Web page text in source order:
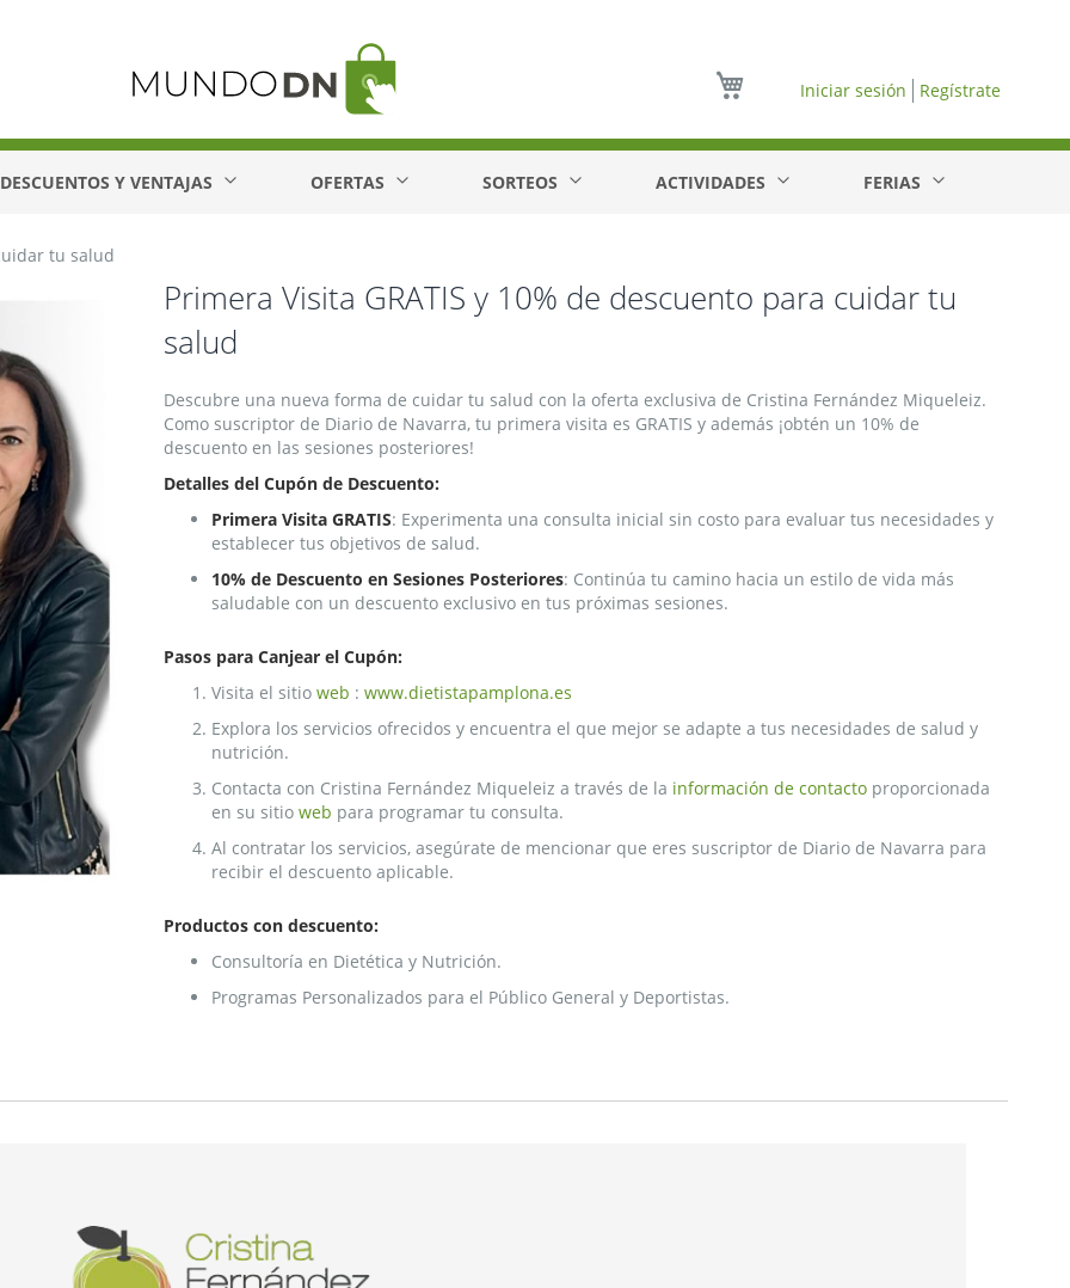
Iniciar sesión Regístrate
DESCUENTOS Y VENTAJAS OFERTAS SORTEOS ACTIVIDADES FERIAS
tu salud
Primera Visita GRATIS y 10% de descuento para cuidar tu
salud
Descubre una nueva forma de cuidar tu salud con la oferta exclusiva de Cristina Fernández Miqueleiz.
Como suscriptor de Diario de Navarra, tu primera visita es GRATIS y además ¡obtén un 10% de
descuento en las sesiones posteriores!
Detalles del Cupón de Descuento:
Primera Visita GRATIS: Experimenta una consulta inicial sin costo para evaluar tus necesidades y
establecer tus objetivos de salud.
10% de Descuento en Sesiones Posteriores: Continúa tu camino hacia un estilo de vida más
saludable con un descuento exclusivo en tus próximas sesiones.
Pasos para Canjear el Cupón:
Visita el sitioweb :www.dietistapamplona.es
Explora los servicios ofrecidos y encuentra el que mejor se adapte a tus necesidades de salud y
nutrición.
Contacta con Cristina Fernández Miqueleiz a través de la información de contacto proporcionada
en su sitioweb para programar tu consulta.
Al contratar los servicios, asegúrate de mencionar que eres suscriptor de Diario de Navarra para
recibir el descuento aplicable.
Productos con descuento:
Consultoría en Dietética y Nutrición.
Programas Personalizados para el Público General y Deportistas.